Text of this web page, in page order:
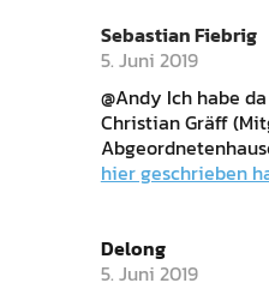
Sebastian Fiebrig
5. Juni 2019
@Andy Ich habe
Christian Gräff
hier geschrieben
Delong
5. Juni 2019